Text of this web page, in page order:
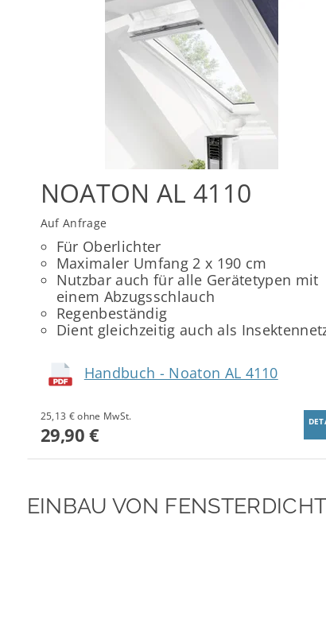
NOATON AL 4110
Auf Anfrage
Für Oberlichter
Maximaler Umfang 2 x 190 cm
Nutzbar auch für alle Gerätetypen mit
einem Abzugsschlauch
Regenbeständig
Dient gleichzeitig auch als
Handbuch - Noaton AL 4110
25,13 € ohne MwSt.
29,90 €
EINBAU VON